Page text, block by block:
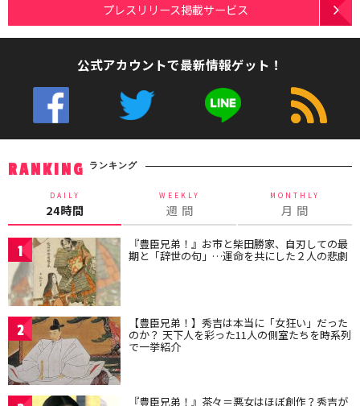
プレスリリース掲載サービス
公式アカウントで最新情報ゲット！
RANKING ランキング
DAILY
24時間
WEEKLY
週 間
MONTHLY
月 間
1 『豊臣兄弟！』お市と柴田勝家、自刃しての最
期と「辞世の句」…運命を共にした２人の悲劇
2 【豊臣兄弟！】秀吉は本当に「女狂い」だった
のか？ 天下人を彩った11人の側室たちを時系列
で一挙紹介
『豊臣兄弟！』茶々＝悪女はほぼ創作？秀吉が